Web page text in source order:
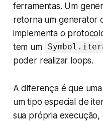
ferramentas. Um
retorna um generator
implementa o
tem um
poder realizar loops.
A diferença é que uma
um tipo especial de
sua própria execução,